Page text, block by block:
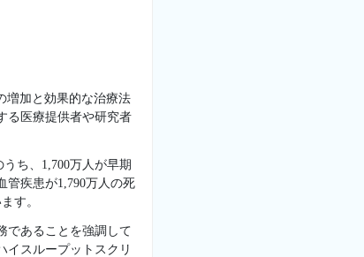
増加と効果的な治療法
る医療提供者や研究者
ち、1,700万人が早期
管疾患が1,790万人の死
す。
であることを強調して
イスループットスクリ